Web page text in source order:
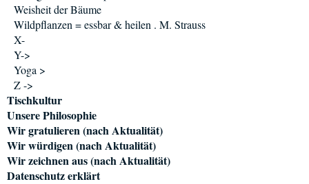
Weisheit der Bäume
Wildpflanzen = essbar & heilen . M. Strauss
X-
Y->
Yoga >
Z ->
Tischkultur
Unsere Philosophie
Wir gratulieren (nach Aktualität)
Wir würdigen (nach Aktualität)
Wir zeichnen aus (nach Aktualität)
Datenschutz erklärt